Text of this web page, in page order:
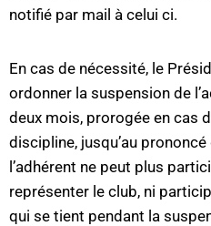
notifié par mail à celui ci.
En cas de nécessité, le
ordonner la suspension de
deux mois, prorogée en cas
discipline, jusqu’au
l’adhérent ne peut plus
représenter le club, ni
qui se tient pendant la